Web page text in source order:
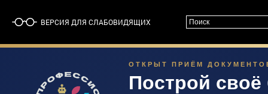
ВЕРСИЯ ДЛЯ СЛАБОВИДЯЩИХ
ОТКРЫТ ПРИЁМ
Построй